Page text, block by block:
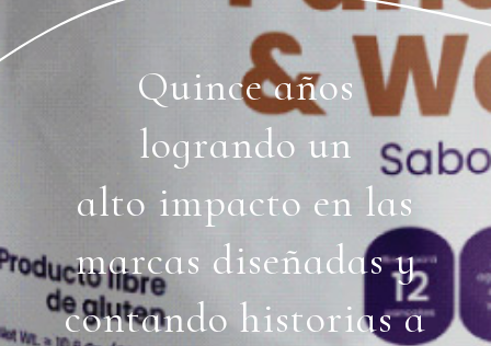
Quince años
logrando un
alto impacto en las
marcas diseñadas y
contando historias a